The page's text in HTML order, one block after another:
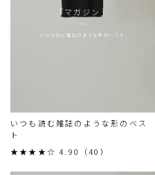
「マガジン」
いつも読む雑誌のような形のベスト
いつも読む雑誌のような形のベス
ト
★★★★☆ 4.90（40）